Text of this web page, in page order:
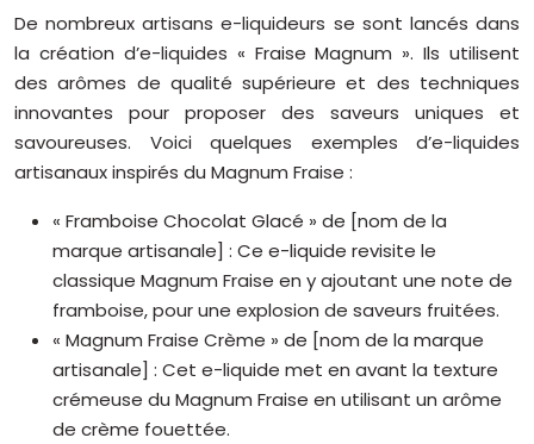
De nombreux artisans e-liquideurs se sont lancés dans
la création d’e-liquides « Fraise Magnum ». Ils utilisent
des arômes de qualité supérieure et des techniques
innovantes pour proposer des saveurs uniques et
savoureuses. Voici quelques exemples d’e-liquides
artisanaux inspirés du Magnum Fraise :
« Framboise Chocolat Glacé » de [nom de la
marque artisanale] : Ce e-liquide revisite le
classique Magnum Fraise en y ajoutant une note de
framboise, pour une explosion de saveurs fruitées.
« Magnum Fraise Crème » de [nom de la marque
artisanale] : Cet e-liquide met en avant la texture
crémeuse du Magnum Fraise en utilisant un arôme
de crème fouettée.